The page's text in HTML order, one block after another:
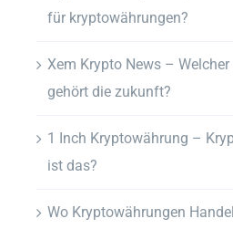
für kryptowährungen?
Xem Krypto News –
gehört die zukunft?
1 Inch Kryptowährung –
ist das?
Wo Kryptowährungen